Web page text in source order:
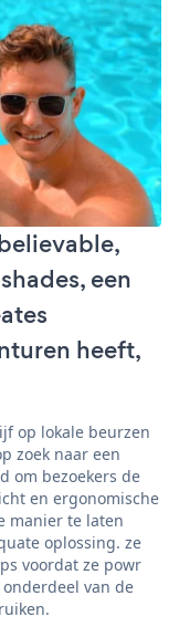
een
heeft,
op lokale beurzen
zoek naar een
om bezoekers de
en ergonomische
manier te laten
oplossing. ze
voordat ze powr
van de